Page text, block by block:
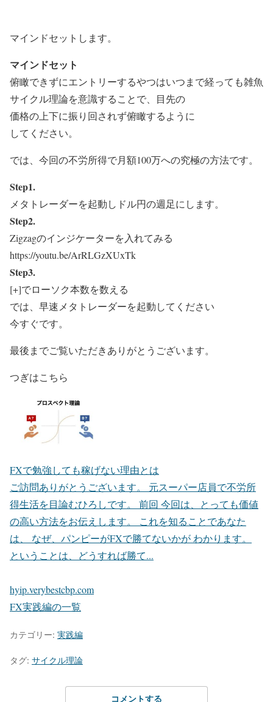
マインドセットします。
マインドセット
俯瞰できずにエントリーするやつはいつまで経っても雑魚
サイクル理論を意識することで、目先の
価格の上下に振り回されず俯瞰するように
してください。
では、今回の不労所得で月額100万への究極の方法です。
Step1.
メタトレーダーを起動しドル円の週足にします。
Step2.
Zigzagのインジケーターを入れてみる
https://youtu.be/ArRLGzXUxTk
Step3.
[+]でローソク本数を数える
では、早速メタトレーダーを起動してください
今すぐです。
最後までご覧いただきありがとうございます。
つぎはこちら
FXで勉強しても稼げない理由とは
ご訪問ありがとうございます。 元スーパー店員で不労所
得生活を目論むひろしです。 前回 今回は、とっても価値
の高い方法をお伝えします。 これを知ることであなた
は、 なぜ、パンピーがFXで勝てないかが わかります。
ということは、どうすれば勝て...
hyip.verybestcbp.com
FX実践編の一覧
カテゴリー: 実践編
タグ: サイクル理論
コメントする